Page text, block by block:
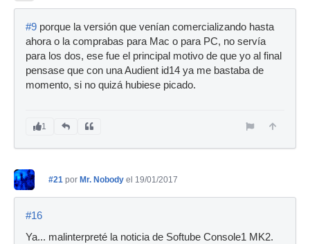
#9 porque la versión que venían comercializando hasta
ahora o la comprabas para Mac o para PC, no servía
para los dos, ese fue el principal motivo de que yo al final
pensase que con una Audient id14 ya me bastaba de
momento, si no quizá hubiese picado.
1
#21 por Mr. Nobody el 19/01/2017
#16
Ya... malinterpreté la noticia de Softube Console1 MK2.